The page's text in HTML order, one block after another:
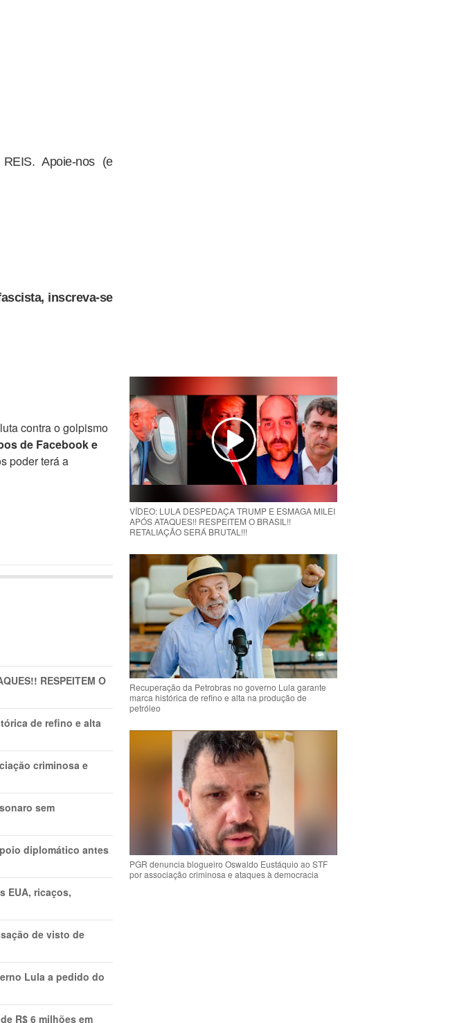
Apoie-nos (e
inscreva-se
contra o golpismo
de Facebook e
poder terá a
RESPEITEM O
de refino e alta
criminosa e
sem
diplomático antes
EUA, ricaços,
de visto de
Lula a pedido do
R$ 6 milhões em
VÍDEO: LULA DESPEDAÇA TRUMP E ESMAGA MILEI
APÓS ATAQUES!! RESPEITEM O BRASIL!!
RETALIAÇÃO SERÁ BRUTAL!!!
Recuperação da Petrobras no governo Lula garante
marca histórica de refino e alta na produção de
petróleo
PGR denuncia blogueiro Oswaldo Eustáquio ao STF
por associação criminosa e ataques à democracia